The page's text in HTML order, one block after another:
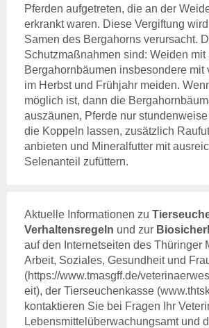
Online-
Login
TGD-
Wer sind
Pferden aufgetreten, die an der
erkrankt waren. Diese Vergiftung
Samen des Bergahorns verursacht.
Schutzmaßnahmen sind: Weiden mit
Bergahornbäumen insbesondere mit
im Herbst und Frühjahr meiden.
möglich ist, dann die
auszäunen, Pferde nur
die Koppeln lassen, zusätzlich
anbieten und Mineralfutter mit
Selenanteil zufüttern.
Aktuelle Informationen zu
Verhaltensregeln und zur
auf den Internetseiten des Thüringer
Arbeit, Soziales, Gesundheit und
(https://www.tmasgff.de/
eit), der Tierseuchenkasse
kontaktieren Sie bei Fragen Ihr
Lebensmittelüberwachungsamt und